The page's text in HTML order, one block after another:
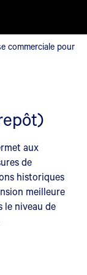
pour
commerciale pour
aux
de
historiques
meilleure
le niveau de